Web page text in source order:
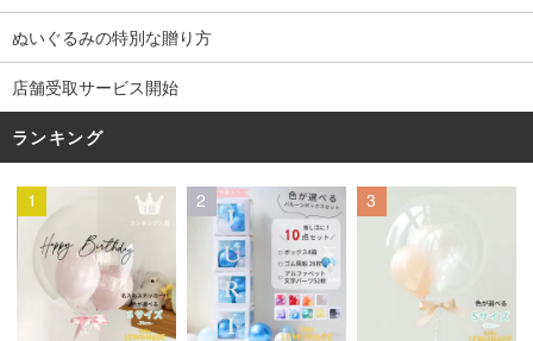
ぬいぐるみの特別な贈り方
店舗受取サービス開始
ランキング
1 2 3